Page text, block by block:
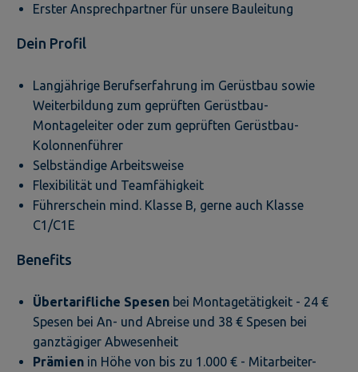
Erster Ansprechpartner für unsere Bauleitung
Dein Profil
Langjährige Berufserfahrung im Gerüstbau sowie
Weiterbildung zum geprüften Gerüstbau-
Montageleiter oder zum geprüften Gerüstbau-
Kolonnenführer
Selbständige Arbeitsweise
Flexibilität und Teamfähigkeit
Führerschein mind. Klasse B, gerne auch Klasse
C1/C1E
Benefits
Übertarifliche Spesen bei Montagetätigkeit - 24 €
Spesen bei An- und Abreise und 38 € Spesen bei
ganztägiger Abwesenheit
Prämien in Höhe von bis zu 1.000 € - Mitarbeiter-